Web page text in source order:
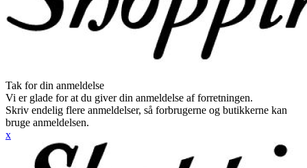
Tak for din anmeldelse
Vi er glade for at du giver din anmeldelse af forretningen.
Skriv endelig flere anmeldelser, så forbrugerne og butikkerne kan
bruge anmeldelsen.
x